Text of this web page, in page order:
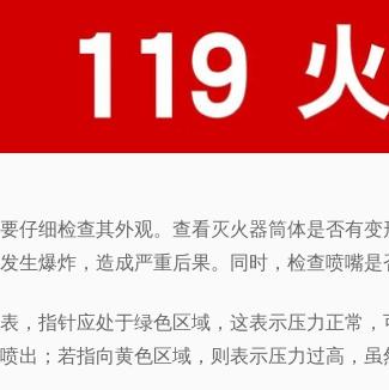
仔细检查其外观。查看灭火器筒体是否有
生爆炸，造成严重后果。同时，检查喷嘴
，指针应处于绿色区域，这表示压力正常
出；若指向黄色区域，则表示压力过高，